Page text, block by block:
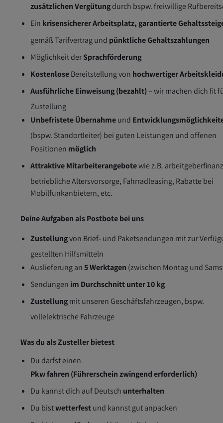
zusätzlichen Vergütungdurch bspw. freiwillige
Ein krisensicherer Arbeitsplatz, garantierte
gemäß Tarifvertrag und pünktliche Gehaltszahlungen
Möglichkeit derSprachförderung
KostenloseBereitstellung von hochwertiger
Ausführliche Einweisung (bezahlt) – wir machen dich fit
Zustellung
Unbefristete Übernahmeund
(bspw. Standortleiter) bei guten Leistungen und offenen
Positionen möglich
Attraktive Mitarbeiterangebotewie z.B.
betriebliche Altersvorsorge, Fahrradleasing, Rabatte bei
Mobilfunkanbietern, etc.
Deine Aufgaben als Postbote bei uns
Zustellungvon Brief- und Paketsendungen mit zur
gestellten Hilfsmitteln
Auslieferung an5 Werktagen (zwischen Montag und
Sendungen im Durchschnitt unter 10 kg
Zustellungmit unseren Geschäftsfahrzeugen, bspw.
vollelektrische Fahrzeuge
Was du als Zusteller bietest
Du darfst einen
Pkw fahren (Führerschein zwingend erforderlich)
Du kannst dich auf Deutsch unterhalten
Du bistwetterfestund kannst gut anpacken